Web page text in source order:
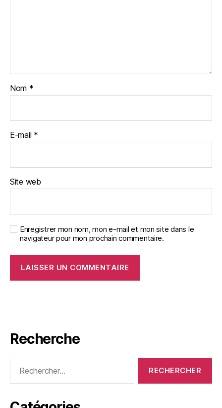
Nom *
E-mail *
Site web
Enregistrer mon nom, mon e-mail et mon site dans le
navigateur pour mon prochain commentaire.
Recherche